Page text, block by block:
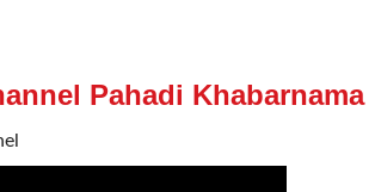
Pahadi Khabarnama